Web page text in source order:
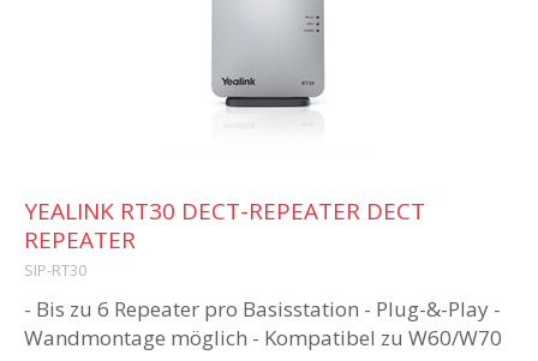
YEALINK RT30 DECT-REPEATER DECT
REPEATER
SIP-RT30
- Bis zu 6 Repeater pro Basisstation - Plug-&-Play -
Wandmontage möglich - Kompatibel zu W60/W70